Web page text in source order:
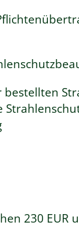
230 EUR